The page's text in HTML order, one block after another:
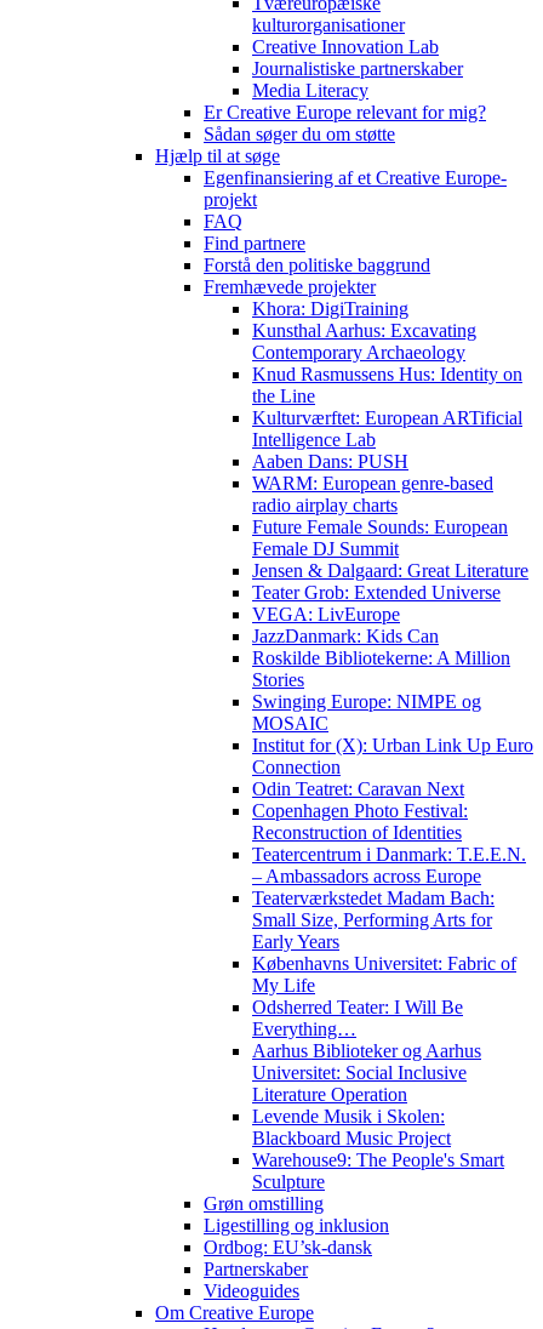
kulturorganisationer
Creative Innovation Lab
Journalistiske partnerskaber
Media Literacy
Er Creative Europe relevant for mig?
Sådan søger du om støtte
Hjælp til at søge
Egenfinansiering af et Creative Europe-
projekt
FAQ
Find partnere
Forstå den politiske baggrund
Fremhævede projekter
Khora: DigiTraining
Kunsthal Aarhus: Excavating
Contemporary Archaeology
Knud Rasmussens Hus: Identity on
the Line
Kulturværftet: European ARTificial
Intelligence Lab
Aaben Dans: PUSH
WARM: European genre-based
radio airplay charts
Future Female Sounds: European
Female DJ Summit
Jensen & Dalgaard: Great Literature
Teater Grob: Extended Universe
VEGA: LivEurope
JazzDanmark: Kids Can
Roskilde Bibliotekerne: A Million
Stories
Swinging Europe: NIMPE og
MOSAIC
Institut for (X): Urban Link Up Euro
Connection
Odin Teatret: Caravan Next
Copenhagen Photo Festival:
Reconstruction of Identities
Teatercentrum i Danmark: T.E.E.N.
– Ambassadors across Europe
Teaterværkstedet Madam Bach:
Small Size, Performing Arts for
Early Years
Københavns Universitet: Fabric of
My Life
Odsherred Teater: I Will Be
Everything…
Aarhus Biblioteker og Aarhus
Universitet: Social Inclusive
Literature Operation
Levende Musik i Skolen:
Blackboard Music Project
Warehouse9: The People's Smart
Sculpture
Grøn omstilling
Ligestilling og inklusion
Ordbog: EU’sk-dansk
Partnerskaber
Videoguides
Om Creative Europe